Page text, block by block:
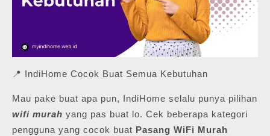
📍 IndiHome Cocok Buat Semua Kebutuhan
Mau pake buat apa pun, IndiHome selalu punya pilihan
wifi murah yang pas buat lo. Cek beberapa kategori
pengguna yang cocok buat Pasang WiFi Murah